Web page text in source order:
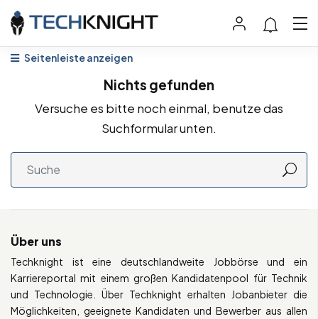
Seitenleiste anzeigen
Nichts gefunden
Versuche es bitte noch einmal, benutze das
Suchformular unten.
Über uns
Techknight ist eine deutschlandweite Jobbörse und ein
Karriereportal mit einem großen Kandidatenpool für Technik
und Technologie. Über Techknight erhalten Jobanbieter die
Möglichkeiten, geeignete Kandidaten und Bewerber aus allen